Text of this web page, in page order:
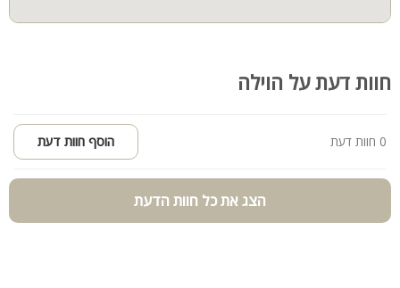
חוות דעת על הוילה
0 חוות דעת הוסף חוות דעת
הצג את כל חוות הדעת